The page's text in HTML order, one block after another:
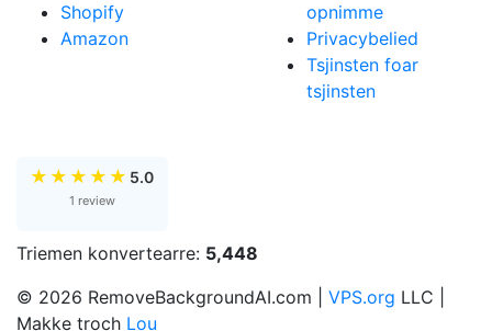
Shopify
Amazon
opnimme
Privacybelied
Tsjinsten foar
tsjinsten
★ ★ ★ ★ ★ 5.0
1 review
Triemen konvertearre: 5,448
© 2026 RemoveBackgroundAI.com | VPS.org LLC |
Makke troch Lou